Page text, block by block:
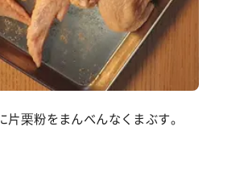
片栗粉をまんべんなくまぶす。